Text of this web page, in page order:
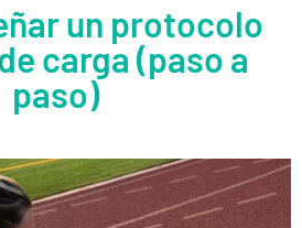
un protocolo
carga (paso a
paso)